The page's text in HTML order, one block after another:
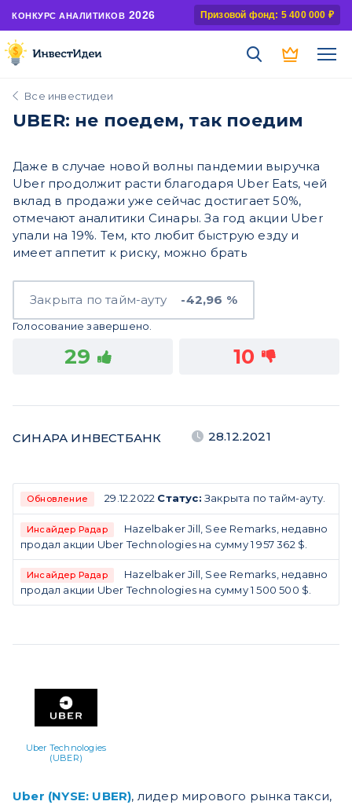
КОНКУРС АНАЛИТИКОВ 2026 Призовой фонд: 5 400 000 ₽
Все инвестидеи
UBER: не поедем, так поедим
Даже в случае новой волны пандемии выручка
Uber продолжит расти благодаря Uber Eats, чей
вклад в продажи уже сейчас достигает 50%,
отмечают аналитики Синары. За год акции Uber
упали на 19%. Тем, кто любит быструю езду и
имеет аппетит к риску, можно брать
Закрыта по тайм-ауту -42,96 %
Голосование завершено.
29 10
СИНАРА ИНВЕСТБАНК 28.12.2021
Обновление 29.12.2022 Статус: Закрыта по тайм-ауту.
Инсайдер Радар
Hazelbaker Jill, See Remarks, недавно
продал акции Uber Technologies на сумму 1 957 362 $.
Инсайдер Радар
Hazelbaker Jill, See Remarks, недавно
продал акции Uber Technologies на сумму 1 500 500 $.
Uber Technologies
(UBER)
Uber (NYSE: UBER), лидер мирового рынка такси,